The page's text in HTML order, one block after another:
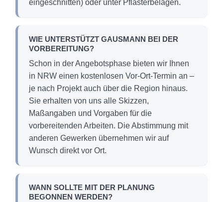
eingeschnitten) oder unter Pflasterbelägen.
WIE UNTERSTÜTZT GAUSMANN BEI DER
VORBEREITUNG?
Schon in der Angebotsphase bieten wir Ihnen
in NRW einen kostenlosen Vor-Ort-Termin an –
je nach Projekt auch über die Region hinaus.
Sie erhalten von uns alle Skizzen,
Maßangaben und Vorgaben für die
vorbereitenden Arbeiten. Die Abstimmung mit
anderen Gewerken übernehmen wir auf
Wunsch direkt vor Ort.
WANN SOLLTE MIT DER PLANUNG
BEGONNEN WERDEN?